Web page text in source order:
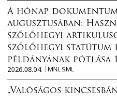
A hónap
augusztusában:
szőlőhegyi
szőlőhegyi
példányának pótlása
2026.08.04.
MNL SML
„Valóságos